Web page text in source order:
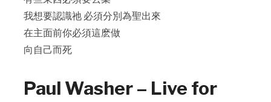
我想要認識祂 必須分別為聖出來
在主面前你必須這麽做
向自己而死
Paul Washer – Live for